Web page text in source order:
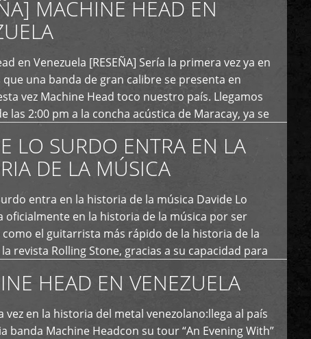
MACHINE HEAD EN
en Venezuela [RESEÑA] Sería la primera vez ya en
una banda de gran calibre se presenta en
vez Machine Head toco nuestro país. Llegamos
las 2:00 pm a la concha acústica de Maracay, ya se
LO SURDO ENTRA EN LA
DE LA MÚSICA
entra en la historia de la música Davide Lo
oficialmente en la historia de la música por ser
el guitarrista más rápido de la historia de la
revista Rolling Stone, gracias a su capacidad para
HEAD EN VENEZUELA
vez en la historia del metal venezolano:llega al país
banda Machine Headcon su tour “An Evening With”